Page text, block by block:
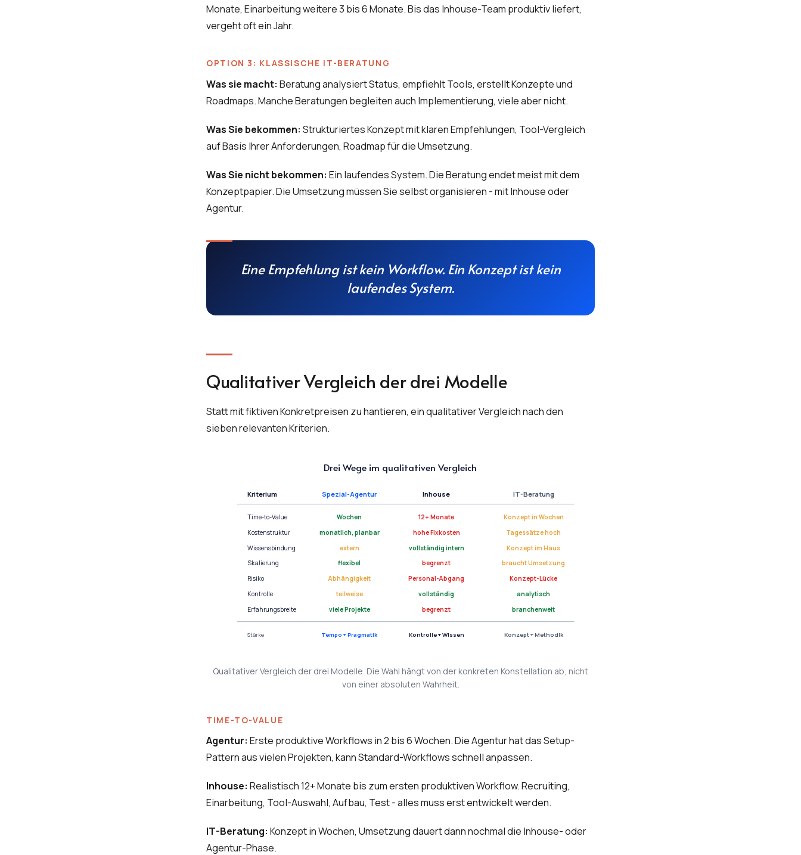
Monate, Einarbeitung weitere 3 bis 6 Monate. Bis das Inhouse-Team produktiv liefert,
vergeht oft ein Jahr.
OPTION 3: KLASSISCHE IT-BERATUNG
Was sie macht: Beratung analysiert Status, empfiehlt Tools, erstellt Konzepte und
Roadmaps. Manche Beratungen begleiten auch Implementierung, viele aber nicht.
Was Sie bekommen: Strukturiertes Konzept mit klaren Empfehlungen, Tool-Vergleich
auf Basis Ihrer Anforderungen, Roadmap für die Umsetzung.
Was Sie nicht bekommen: Ein laufendes System. Die Beratung endet meist mit dem
Konzeptpapier. Die Umsetzung müssen Sie selbst organisieren - mit Inhouse oder
Agentur.
Eine Empfehlung ist kein Workflow. Ein Konzept ist kein
laufendes System.
Qualitativer Vergleich der drei Modelle
Statt mit fiktiven Konkretpreisen zu hantieren, ein qualitativer Vergleich nach den
sieben relevanten Kriterien.
Drei Wege im qualitativen Vergleich
Kriterium Spezial-Agentur Inhouse IT-Beratung
Time-to-Value Wochen 12+ Monate Konzept in Wochen
Kostenstruktur monatlich, planbar hohe Fixkosten Tagessätze hoch
Wissensbindung extern vollständig intern
Konzept im Haus
Skalierung
flexibel begrenzt
braucht Umsetzung
Risiko
Abhängigkeit Personal-Abgang
Konzept-Lücke
Kontrolle
teilweise vollständig analytisch
Erfahrungsbreite viele Projekte begrenzt branchenweit
Stärke Tempo + Pragmatik Kontrolle + Wissen Konzept + Methodik
Qualitativer Vergleich der drei Modelle. Die Wahl hängt von der konkreten Konstellation ab, nicht
von einer absoluten Wahrheit.
TIME-TO-VALUE
Agentur: Erste produktive Workflows in 2 bis 6 Wochen. Die Agentur hat das Setup-
Pattern aus vielen Projekten, kann Standard-Workflows schnell anpassen.
Inhouse: Realistisch 12+ Monate bis zum ersten produktiven Workflow. Recruiting,
Einarbeitung, Tool-Auswahl, Aufbau, Test - alles muss erst entwickelt werden.
IT-Beratung: Konzept in Wochen, Umsetzung dauert dann nochmal die Inhouse- oder
Agentur-Phase.